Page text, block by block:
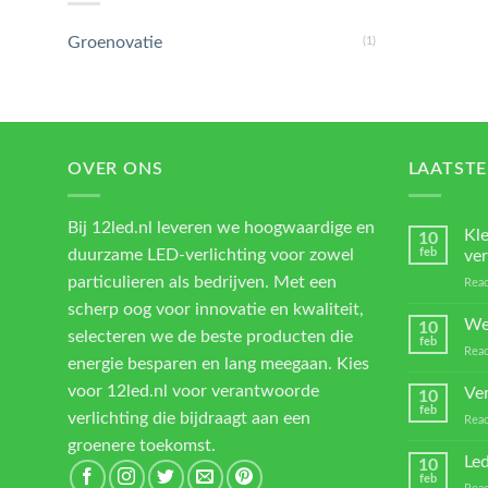
Groenovatie (1)
OVER ONS
Bij 12led.nl leveren we hoogwaardige en
duurzame LED-verlichting voor zowel
particulieren als bedrijven. Met een
scherp oog voor innovatie en kwaliteit,
selecteren we de beste producten die
energie besparen en lang meegaan. Kies
voor 12led.nl voor verantwoorde
verlichting die bijdraagt aan een
groenere toekomst.
10
feb
10
feb
10
feb
10
feb